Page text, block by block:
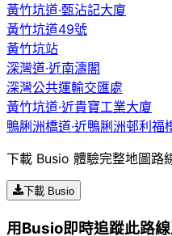
黃竹坑道·甄沾記大廈
黃竹坑道49號
黃竹坑站
深灣道·近南濤閣
深灣公共運輸交匯處
黃竹坑道·近貴寶工業大廈
鴨脷洲橋道·近鴨脷洲邨利福
下載 Busio 體驗完整地圖路
下載 Busio
用Busio即時追蹤此路